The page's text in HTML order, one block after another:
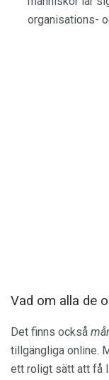
organisations-
Vad om alla de
Det finns också
tillgängliga online.
ett roligt sätt att få